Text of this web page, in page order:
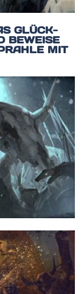
GLÜCK-
BEWEISE
MIT